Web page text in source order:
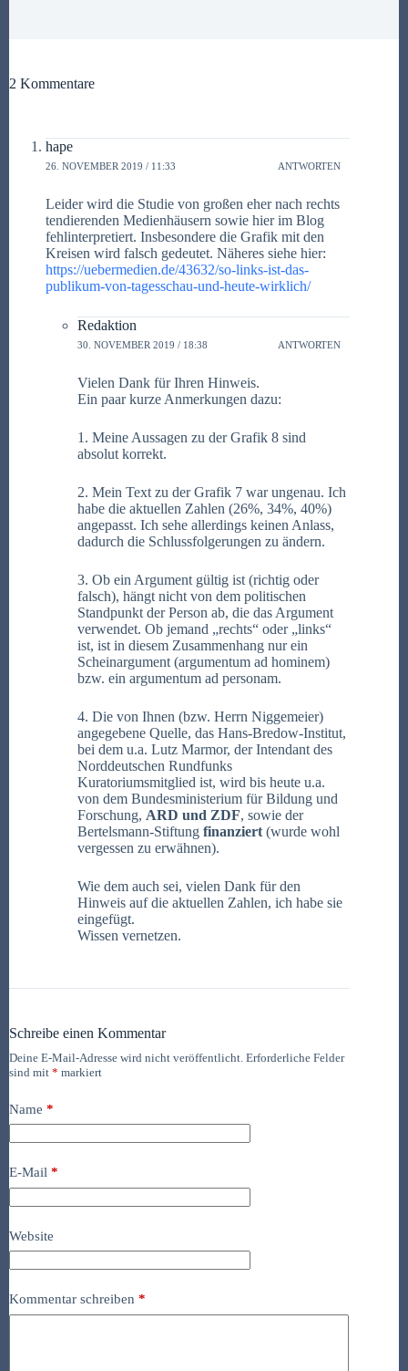
2 Kommentare
hape
26. NOVEMBER 2019 / 11:33 ANTWORTEN
Leider wird die Studie von großen eher nach rechts
tendierenden Medienhäusern sowie hier im Blog
fehlinterpretiert. Insbesondere die Grafik mit den
Kreisen wird falsch gedeutet. Näheres siehe hier:
https://uebermedien.de/43632/so-links-ist-das-
publikum-von-tagesschau-und-heute-wirklich/
Redaktion
30. NOVEMBER 2019 / 18:38 ANTWORTEN
Vielen Dank für Ihren Hinweis.
Ein paar kurze Anmerkungen dazu:
1. Meine Aussagen zu der Grafik 8 sind
absolut korrekt.
2. Mein Text zu der Grafik 7 war ungenau. Ich
habe die aktuellen Zahlen (26%, 34%, 40%)
angepasst. Ich sehe allerdings keinen Anlass,
dadurch die Schlussfolgerungen zu ändern.
3. Ob ein Argument gültig ist (richtig oder
falsch), hängt nicht von dem politischen
Standpunkt der Person ab, die das Argument
verwendet. Ob jemand „rechts“ oder „links“
ist, ist in diesem Zusammenhang nur ein
Scheinargument (argumentum ad hominem)
bzw. ein argumentum ad personam.
4. Die von Ihnen (bzw. Herrn Niggemeier)
angegebene Quelle, das Hans-Bredow-Institut,
bei dem u.a. Lutz Marmor, der Intendant des
Norddeutschen Rundfunks
Kuratoriumsmitglied ist, wird bis heute u.a.
von dem Bundesministerium für Bildung und
Forschung, ARD und ZDF, sowie der
Bertelsmann-Stiftung finanziert (wurde wohl
vergessen zu erwähnen).
Wie dem auch sei, vielen Dank für den
Hinweis auf die aktuellen Zahlen, ich habe sie
eingefügt.
Wissen vernetzen.
Schreibe einen Kommentar
Deine E-Mail-Adresse wird nicht veröffentlicht. Erforderliche Felder
sind mit * markiert
Name *
E-Mail *
Website
Kommentar schreiben *